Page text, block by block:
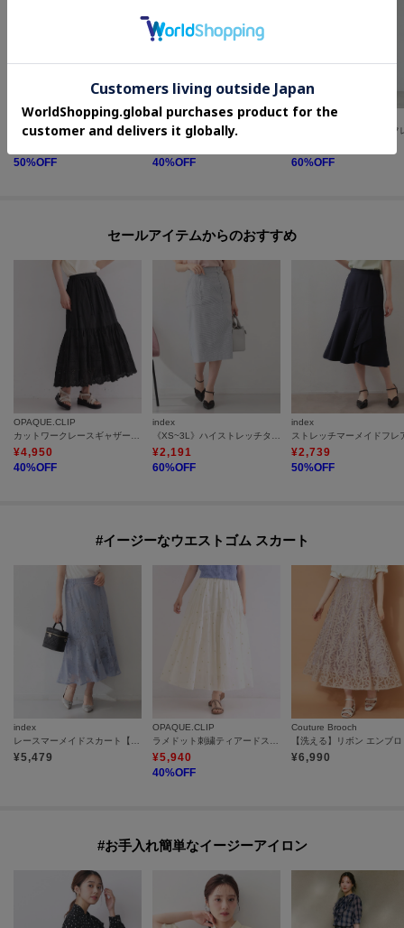
index
◆【日比谷花壇コラボ】線画フラワーピンタックブラウス【防シワ／洗濯機OK】
50%OFF
index
40%OFF
index
60%OFF
セールアイテムからのおすすめ
OPAQUE.CLIP
¥4,950
40%OFF
index
¥2,191
60%OFF
index
¥2,739
50%OFF
#イージーなウエストゴム スカート
index
レースマーメイドスカート【洗濯機OK】
¥5,479
OPAQUE.CLIP
ラメドット刺繍ティアードスカート【洗える】
¥5,940
40%OFF
Couture Brooch
¥6,990
#お手入れ簡単なイージーアイロン